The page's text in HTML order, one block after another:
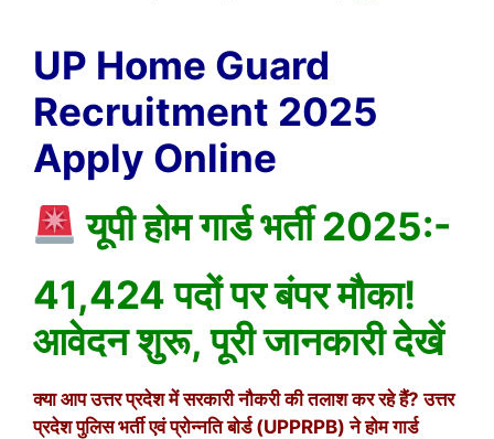
UP Home Guard
Recruitment 2025
Apply Online
यूपी होम गार्ड भर्ती 2025:-
41,424 पदों पर बंपर मौका!
आवेदन शुरू, पूरी जानकारी देखें
क्या आप उत्तर प्रदेश में सरकारी नौकरी की तलाश कर रहे हैं? उत्तर
प्रदेश पुलिस भर्ती एवं प्रोन्नति बोर्ड (UPPRPB) ने होम गार्ड